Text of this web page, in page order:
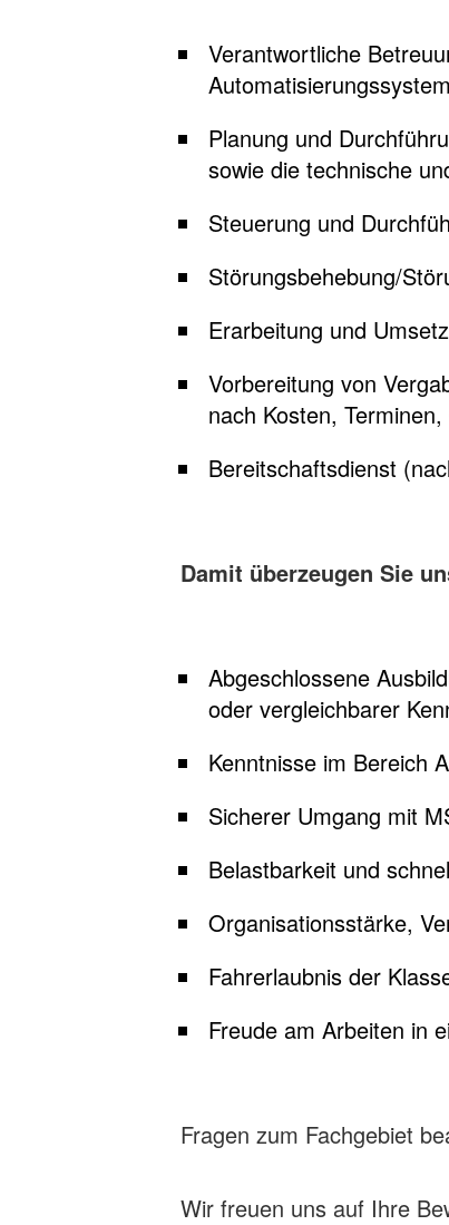
Verantwortliche
Planung und
sowie die technische
Steuerung und
Störungsbehebung/
Erarbeitung und
Vorbereitung von
nach Kosten,
Bereitschaftsdienst
Damit überzeugen Sie
Abgeschlossene
oder vergleichbarer
Kenntnisse im Bereich
Sicherer Umgang mit
Belastbarkeit und
Organisationsstärke,
Fahrerlaubnis der
Freude am Arbeiten in
Fragen zum Fachgebiet
Wir freuen uns auf Ihre